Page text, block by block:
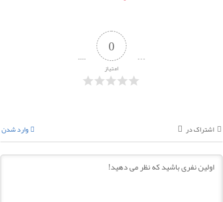
0
امتیاز
اشتراک در وارد شدن